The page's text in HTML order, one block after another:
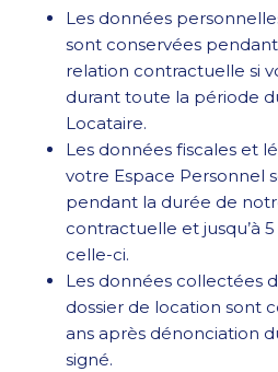
Les données
sont conservées
relation contractuelle si
durant toute la période
Locataire.
Les données fiscales et
votre Espace Personnel
pendant la durée de
contractuelle et jusqu’à
celle-ci.
Les données collectées
dossier de location sont
ans après dénonciation
signé.